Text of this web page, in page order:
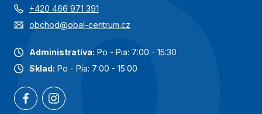
+420 466 971 391
obchod@obal-centrum.cz
Administratíva: Po - Pia: 7:00 - 15:30
Sklad: Po - Pia: 7:00 - 15:00